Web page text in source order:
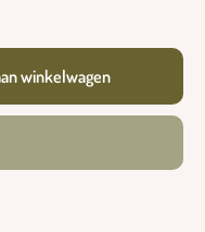
winkelwagen